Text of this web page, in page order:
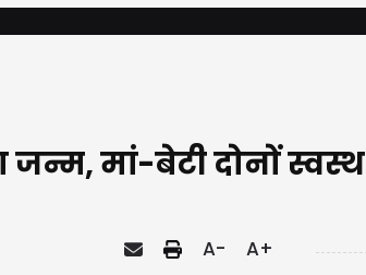
मां-बेटी दोनों स्वस्थ
A- A+